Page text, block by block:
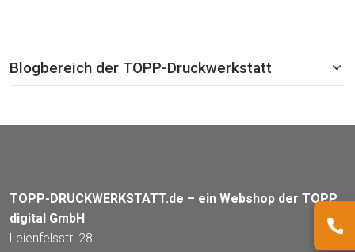
Blogbereich der TOPP-Druckwerkstatt
TOPP-DRUCKWERKSTATT.de – ein Webshop der TOPP
digital GmbH
Leienfelsstr. 28